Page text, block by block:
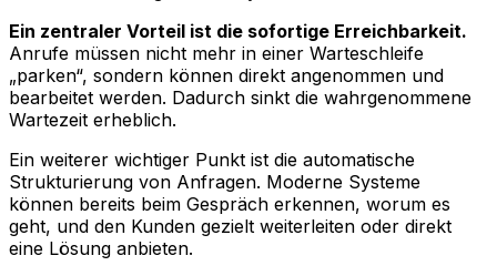
Ein zentraler Vorteil ist die sofortige Erreichbarkeit.
Anrufe müssen nicht mehr in einer Warteschleife
„parken“, sondern können direkt angenommen und
bearbeitet werden. Dadurch sinkt die wahrgenommene
Wartezeit erheblich.
Ein weiterer wichtiger Punkt ist die automatische
Strukturierung von Anfragen. Moderne Systeme
können bereits beim Gespräch erkennen, worum es
geht, und den Kunden gezielt weiterleiten oder direkt
eine Lösung anbieten.